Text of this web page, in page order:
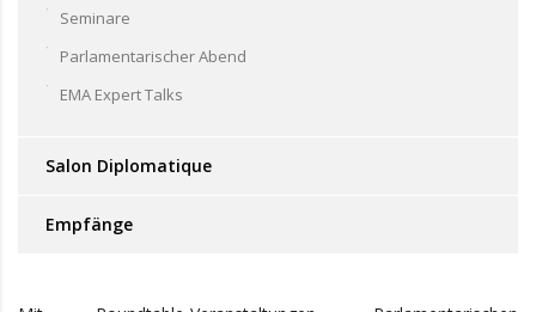
Seminare
Parlamentarischer Abend
EMA Expert Talks
Salon Diplomatique
Empfänge